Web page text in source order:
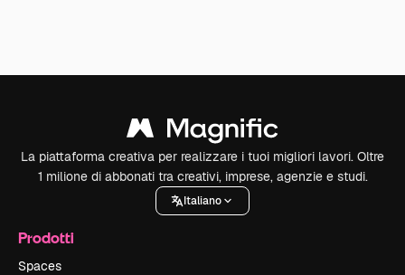
La piattaforma creativa per realizzare i tuoi migliori lavori. Oltre
1 milione di abbonati tra creativi, imprese, agenzie e studi.
Italiano
Prodotti
Spaces